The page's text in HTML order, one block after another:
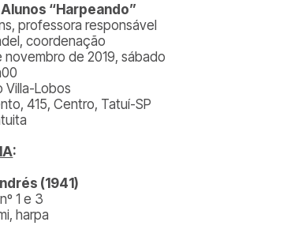
“Harpeando”
professora responsável
coordenação
novembro de 2019, sábado
Villa-Lobos
415, Centro, Tatuí-SP
:
(1941)
1 e 3
harpa